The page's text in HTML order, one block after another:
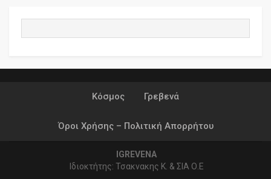
Κόσμος Γρεβενά
Όροι Χρήσης – Πολιτική Απορρήτου
IGREVENA
Ιδιοκτήτης: Τσακνακης Κ. & ΣΙΑ Ο.Ε